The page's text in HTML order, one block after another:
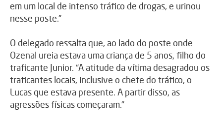
em um local de intenso tráfico de drogas, e urinou
nesse poste.”
O delegado ressalta que, ao lado do poste onde
Ozenal ureia estava uma criança de 5 anos, filho do
traficante Junior. “A atitude da vítima desagradou os
traficantes locais, inclusive o chefe do tráfico, o
Lucas que estava presente. A partir disso, as
agressões físicas começaram.”